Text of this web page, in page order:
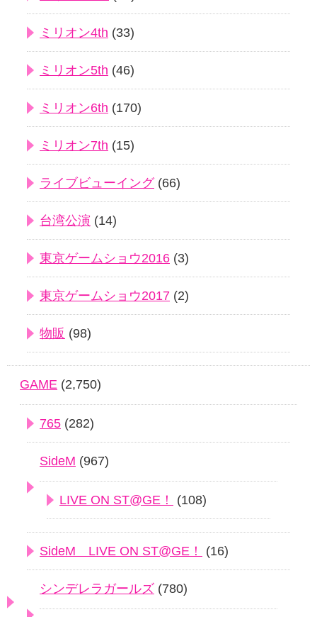
ミリオン4th (33)
ミリオン5th (46)
ミリオン6th (170)
ミリオン7th (15)
ライブビューイング(66)
台湾公演 (14)
東京ゲームショウ2016 (3)
東京ゲームショウ2017 (2)
物販 (98)
GAME (2,750)
765 (282)
SideM (967)
LIVE ON ST@GE！ (108)
SideM LIVE ON ST@GE！ (16)
シンデレラガールズ (780)